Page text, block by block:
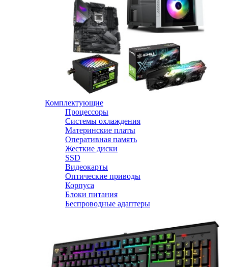
Комплектующие
Процессоры
Системы охлаждения
Материнские платы
Оперативная память
Жесткие диски
SSD
Видеокарты
Оптические приводы
Корпуса
Блоки питания
Беспроводные адаптеры